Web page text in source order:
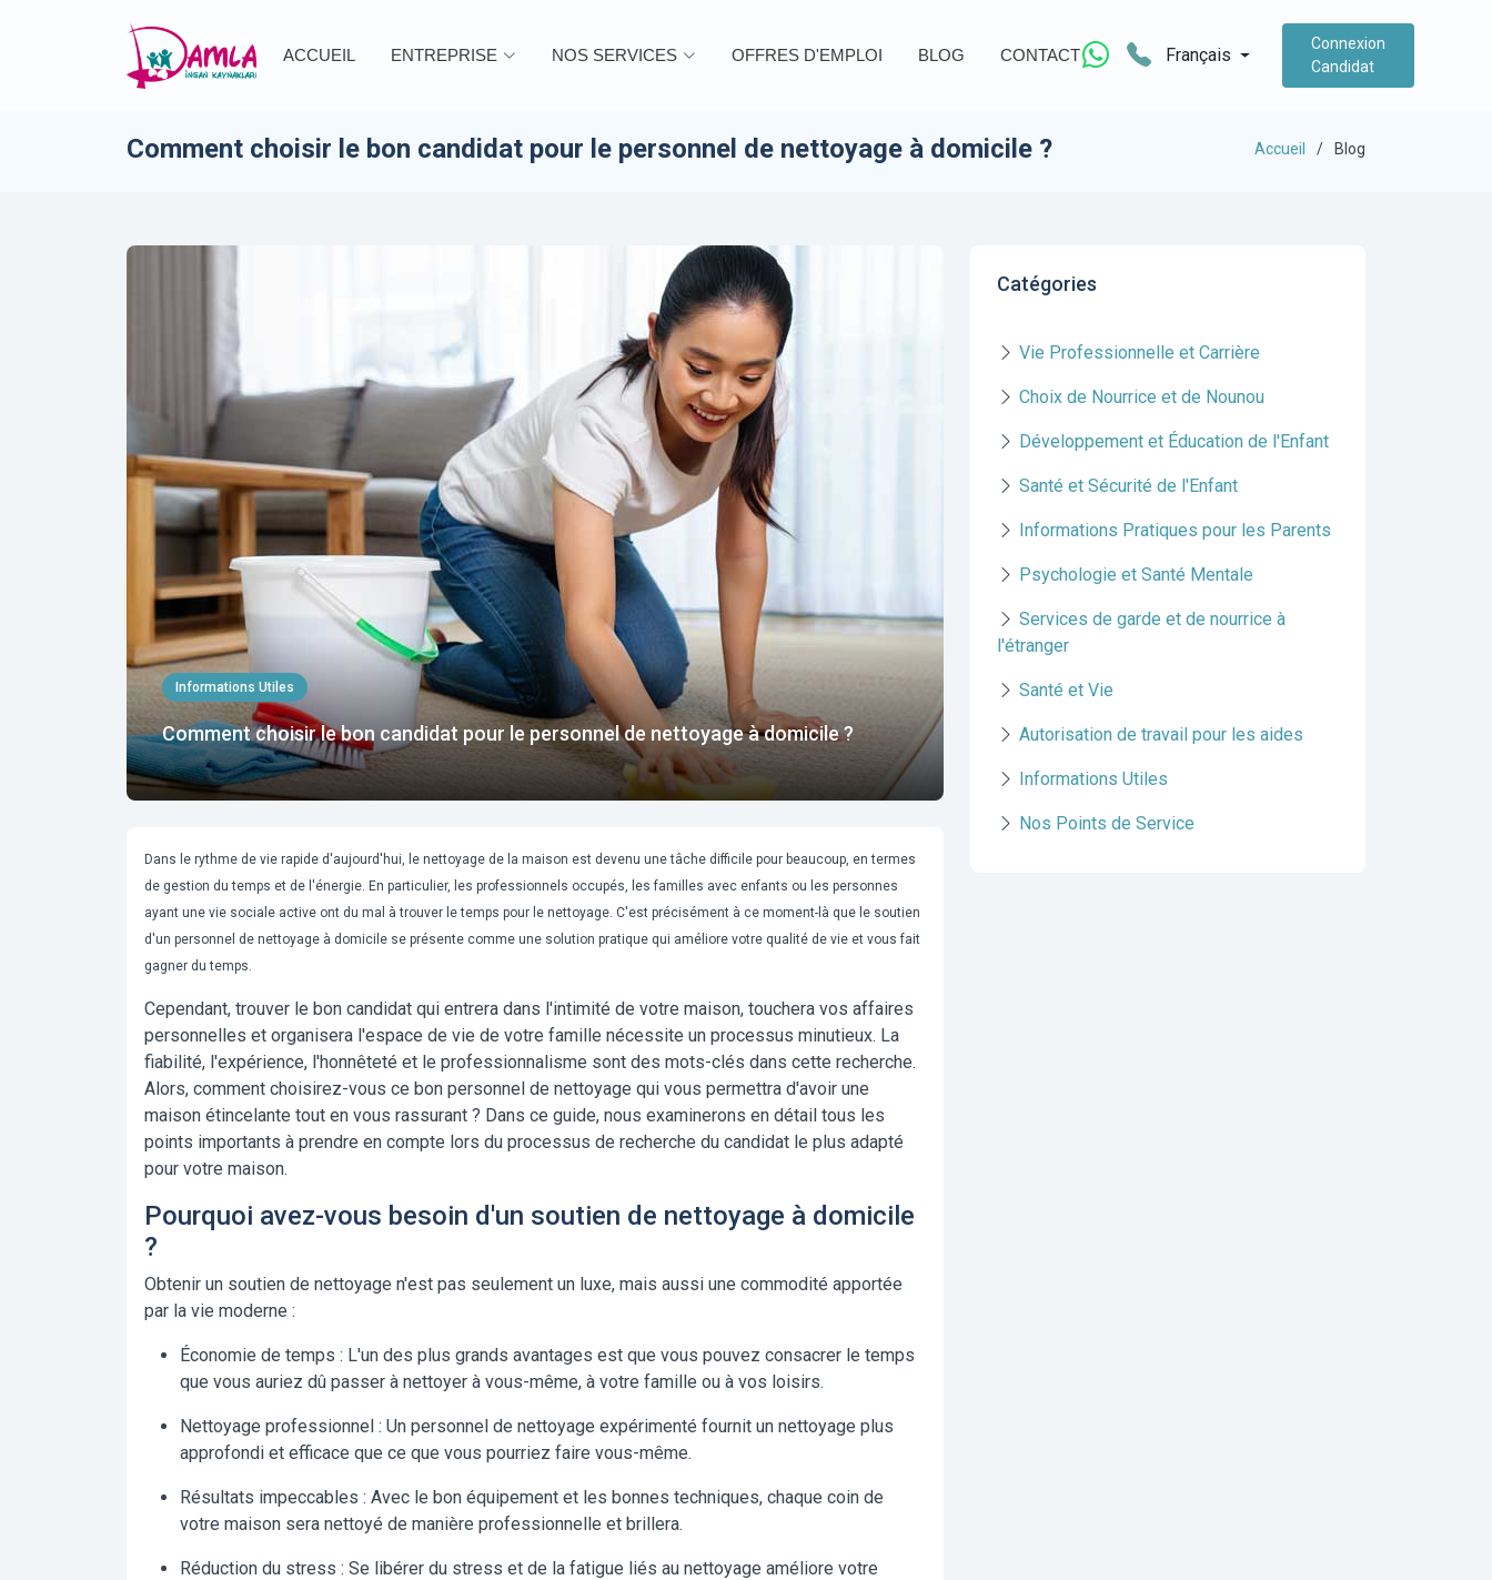
ACCUEIL ENTREPRISE NOS SERVICES OFFRES D'EMPLOI BLOG CONTACT Français
Connexion
Candidat
Comment choisir le bon candidat pour le personnel de nettoyage à domicile ? Accueil Blog
Informations Utiles
Comment choisir le bon candidat pour le personnel de nettoyage à domicile ?
Dans le rythme de vie rapide d'aujourd'hui, le nettoyage de la maison est devenu une tâche difficile pour beaucoup, en termes
de gestion du temps et de l'énergie. En particulier, les professionnels occupés, les familles avec enfants ou les personnes
ayant une vie sociale active ont du mal à trouver le temps pour le nettoyage. C'est précisément à ce moment-là que le soutien
d'un personnel de nettoyage à domicile se présente comme une solution pratique qui améliore votre qualité de vie et vous fait
gagner du temps.
Cependant, trouver le bon candidat qui entrera dans l'intimité de votre maison, touchera vos affaires
personnelles et organisera l'espace de vie de votre famille nécessite un processus minutieux. La
fiabilité, l'expérience, l'honnêteté et le professionnalisme sont des mots-clés dans cette recherche.
Alors, comment choisirez-vous ce bon personnel de nettoyage qui vous permettra d'avoir une
maison étincelante tout en vous rassurant ? Dans ce guide, nous examinerons en détail tous les
points importants à prendre en compte lors du processus de recherche du candidat le plus adapté
pour votre maison.
Pourquoi avez-vous besoin d'un soutien de nettoyage à domicile
?
Obtenir un soutien de nettoyage n'est pas seulement un luxe, mais aussi une commodité apportée
par la vie moderne :
Économie de temps : L'un des plus grands avantages est que vous pouvez consacrer le temps
que vous auriez dû passer à nettoyer à vous-même, à votre famille ou à vos loisirs.
Nettoyage professionnel : Un personnel de nettoyage expérimenté fournit un nettoyage plus
approfondi et efficace que ce que vous pourriez faire vous-même.
Résultats impeccables : Avec le bon équipement et les bonnes techniques, chaque coin de
votre maison sera nettoyé de manière professionnelle et brillera.
Réduction du stress : Se libérer du stress et de la fatigue liés au nettoyage améliore votre
Catégories
Vie Professionnelle et Carrière
Choix de Nourrice et de Nounou
Développement et Éducation de l'Enfant
Santé et Sécurité de l'Enfant
Informations Pratiques pour les Parents
Psychologie et Santé Mentale
Services de garde et de nourrice à
l'étranger
Santé et Vie
Autorisation de travail pour les aides
Informations Utiles
Nos Points de Service